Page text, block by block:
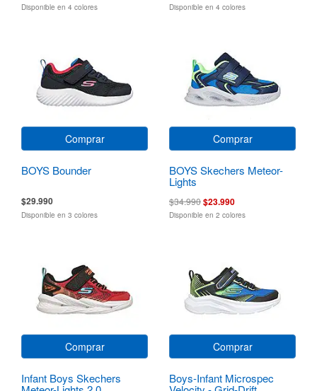
Disponible en 4 colores Disponible en 4 colores
Comprar
BOYS Bounder
$29.990
Disponible en 3 colores
Comprar
BOYS Skechers Meteor-
Lights
$34.990$23.990
Disponible en 2 colores
Comprar
Infant Boys Skechers
Comprar
Boys-Infant Microspec